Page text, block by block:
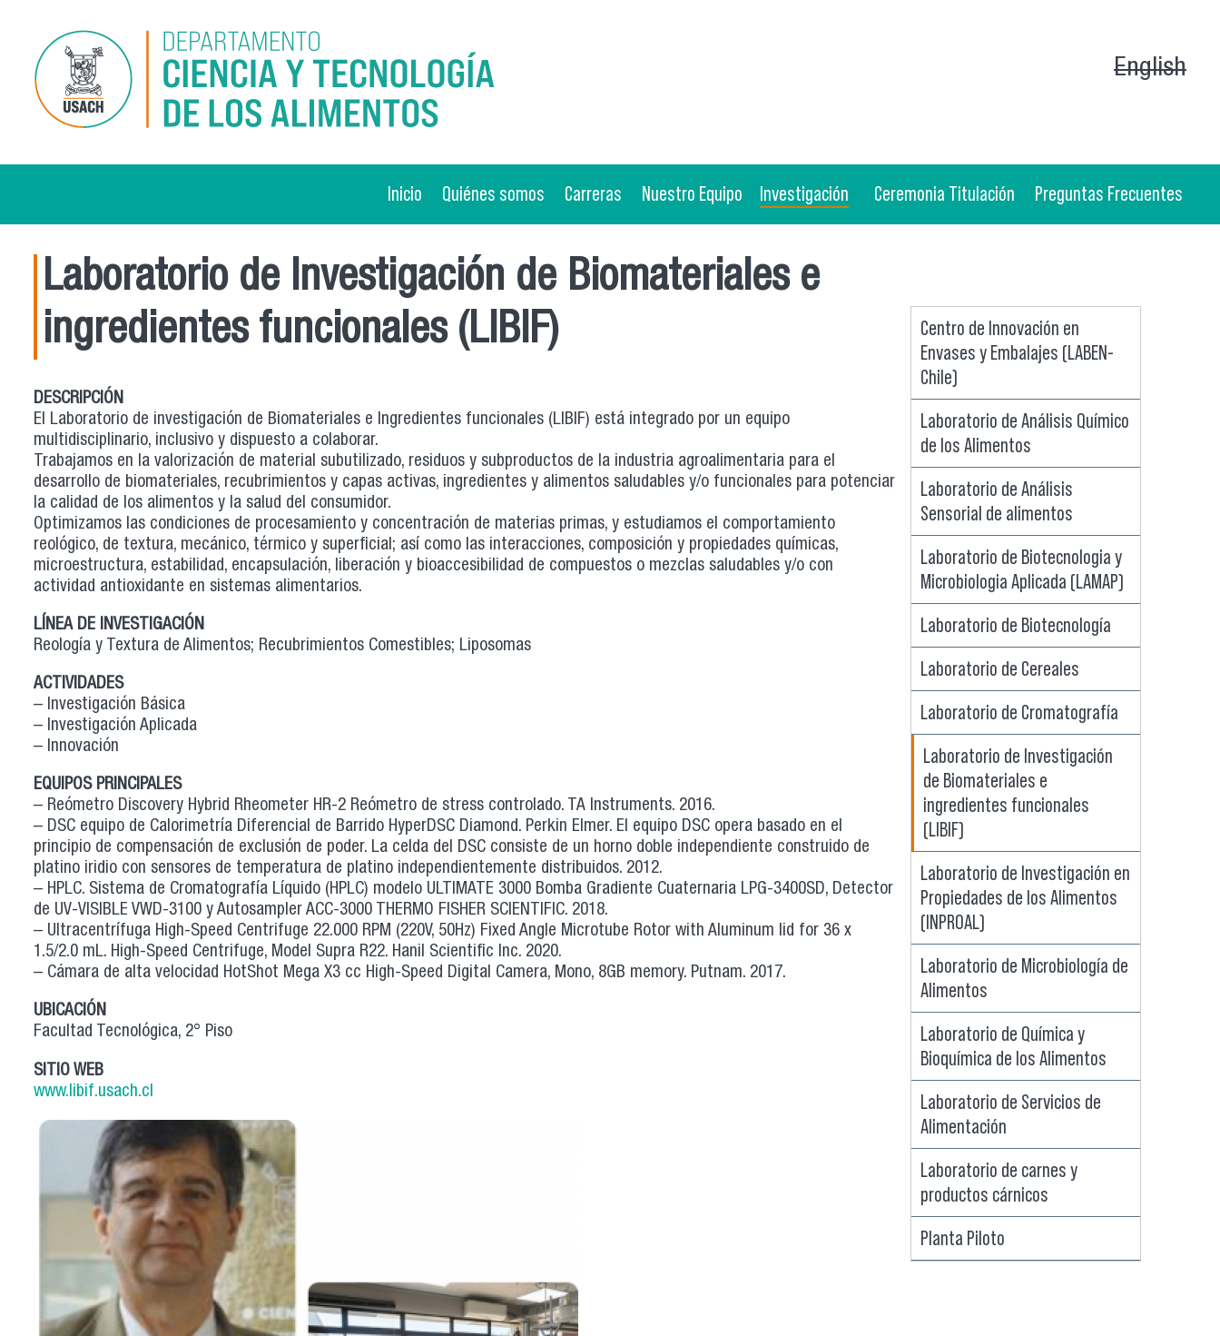
English
Inicio Quiénes somos Carreras Nuestro Equipo Investigación Ceremonia Titulación Preguntas Frecuentes
Centro de Innovación en
Envases y Embalajes (LABEN-
Chile)
Laboratorio de Análisis Químico
de los Alimentos
Laboratorio de Análisis
Sensorial de alimentos
Laboratorio de Biotecnologia y
Microbiologia Aplicada (LAMAP)
Laboratorio de Biotecnología
Laboratorio de Cereales
Laboratorio de Cromatografía
Laboratorio de Investigación
de Biomateriales e
ingredientes funcionales
(LIBIF)
Laboratorio de Investigación en
Propiedades de los Alimentos
(INPROAL)
Laboratorio de Microbiología de
Alimentos
Laboratorio de Química y
Bioquímica de los Alimentos
Laboratorio de Servicios de
Alimentación
Laboratorio de carnes y
productos cárnicos
Planta Piloto
Laboratorio de Investigación de Biomateriales e
ingredientes funcionales (LIBIF)
DESCRIPCIÓN
El Laboratorio de investigación de Biomateriales e Ingredientes funcionales (LIBIF) está integrado por un equipo
multidisciplinario, inclusivo y dispuesto a colaborar.
Trabajamos en la valorización de material subutilizado, residuos y subproductos de la industria agroalimentaria para el
desarrollo de biomateriales, recubrimientos y capas activas, ingredientes y alimentos saludables y/o funcionales para potenciar
la calidad de los alimentos y la salud del consumidor.
Optimizamos las condiciones de procesamiento y concentración de materias primas, y estudiamos el comportamiento
reológico, de textura, mecánico, térmico y superficial; así como las interacciones, composición y propiedades químicas,
microestructura, estabilidad, encapsulación, liberación y bioaccesibilidad de compuestos o mezclas saludables y/o con
actividad antioxidante en sistemas alimentarios.
LÍNEA DE INVESTIGACIÓN
Reología y Textura de Alimentos; Recubrimientos Comestibles; Liposomas
ACTIVIDADES
– Investigación Básica
– Investigación Aplicada
– Innovación
EQUIPOS PRINCIPALES
– Reómetro Discovery Hybrid Rheometer HR-2 Reómetro de stress controlado. TA Instruments. 2016.
– DSC equipo de Calorimetría Diferencial de Barrido HyperDSC Diamond. Perkin Elmer. El equipo DSC opera basado en el
principio de compensación de exclusión de poder. La celda del DSC consiste de un horno doble independiente construido de
platino iridio con sensores de temperatura de platino independientemente distribuidos. 2012.
– HPLC. Sistema de Cromatografía Líquido (HPLC) modelo ULTIMATE 3000 Bomba Gradiente Cuaternaria LPG-3400SD, Detector
de UV-VISIBLE VWD-3100 y Autosampler ACC-3000 THERMO FISHER SCIENTIFIC. 2018.
– Ultracentrífuga High-Speed Centrifuge 22.000 RPM (220V, 50Hz) Fixed Angle Microtube Rotor with Aluminum lid for 36 x
1.5/2.0 mL. High-Speed Centrifuge, Model Supra R22. Hanil Scientific Inc. 2020.
– Cámara de alta velocidad HotShot Mega X3 cc High-Speed Digital Camera, Mono, 8GB memory. Putnam. 2017.
UBICACIÓN
Facultad Tecnológica, 2° Piso
SITIO WEB
www.libif.usach.cl